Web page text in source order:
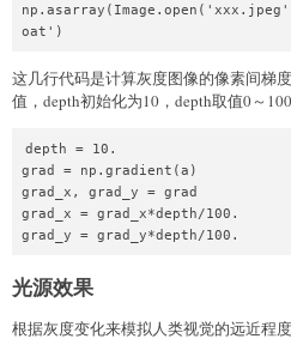
这几行代码是计算灰度图像的像素间梯
值，depth初始化为10，depth取值0～100
depth = 10.
grad = np.gradient(a)
grad_x, grad_y = grad
grad_x = grad_x*depth/100.
光源效果
根据灰度变化来模拟人类视觉的远近程度